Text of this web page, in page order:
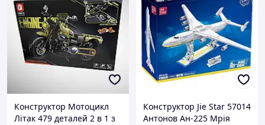
Конструктор Мотоцикл
Літак 479 деталей 2 в 1 з
Конструктор Jie Star 57014
Антонов Ан-225 Мрія